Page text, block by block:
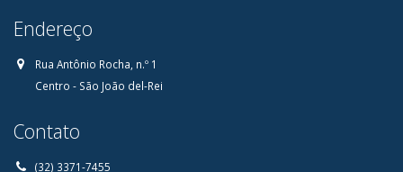
Endereço
Rua Antônio Rocha, n.º 1
Centro - São João del-Rei
Contato
(32) 3371-7455